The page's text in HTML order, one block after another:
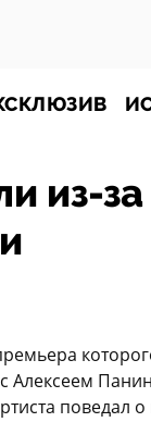
из-за
с Алексеем
поведал